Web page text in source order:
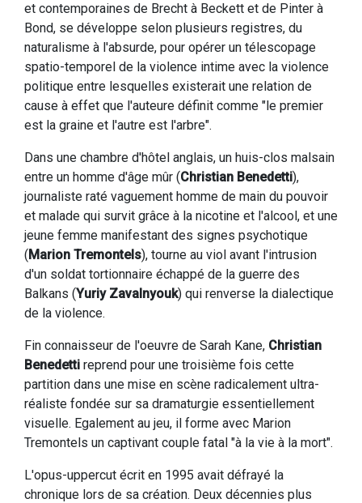
et contemporaines de Brecht à Beckett et de Pinter à
Bond, se développe selon plusieurs registres, du
naturalisme à l'absurde, pour opérer un télescopage
spatio-temporel de la violence intime avec la violence
politique entre lesquelles existerait une relation de
cause à effet que l'auteure définit comme "le premier
est la graine et l'autre est l'arbre".
Dans une chambre d'hôtel anglais, un huis-clos malsain
entre un homme d'âge mûr (Christian Benedetti),
journaliste raté vaguement homme de main du pouvoir
et malade qui survit grâce à la nicotine et l'alcool, et une
jeune femme manifestant des signes psychotique
(Marion Tremontels), tourne au viol avant l'intrusion
d'un soldat tortionnaire échappé de la guerre des
Balkans (Yuriy Zavalnyouk) qui renverse la dialectique
de la violence.
Fin connaisseur de l'oeuvre de Sarah Kane, Christian
Benedetti reprend pour une troisième fois cette
partition dans une mise en scène radicalement ultra-
réaliste fondée sur sa dramaturgie essentiellement
visuelle. Egalement au jeu, il forme avec Marion
Tremontels un captivant couple fatal "à la vie à la mort".
L'opus-uppercut écrit en 1995 avait défrayé la
chronique lors de sa création. Deux décennies plus